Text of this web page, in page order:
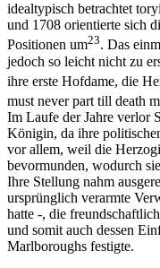
idealtypisch betrachtet
und 1708 orientierte sich
Positionen um23. Das
jedoch so leicht nicht zu
ihre erste Hofdame, die
must never part till death
Im Laufe der Jahre verlor
Königin, da ihre
vor allem, weil die
bevormunden, wodurch
Ihre Stellung nahm
ursprünglich verarmte
hatte -, die
und somit auch dessen
Marlboroughs festigte.